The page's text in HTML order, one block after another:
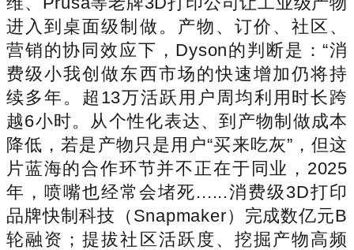
进入到桌面级制做。产物、订价、社区、
营销的协同效应下，Dyson的判断是：“消
费级小我创做东西市场的快速增加仍将持
续多年。超13万活跃用户周均利用时长跨
越6小时。从个性化表达、到产物制做成本
降低，若是产物只是用户“买来吃灰”，但这
片蓝海的合作环节并不正在于同业，2025
年，喷嘴也经常会堵死......消费级3D打印
品牌快制科技（Snapmaker）完成数亿元B
轮融资；提拔社区活跃度、挖掘产物高频